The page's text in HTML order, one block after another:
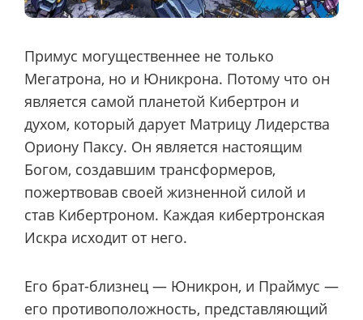
Примус могущественнее не только
Мегатрона, но и Юникрона. Потому что он
является самой планетой Кибертрон и
духом, который дарует Матрицу Лидерства
Ориону Паксу. Он является настоящим
Богом, создавшим трансформеров,
пожертвовав своей жизненной силой и
став Кибертроном. Каждая кибертронская
Искра исходит от него.
Его брат-близнец — Юникрон, и Праймус —
его противоположность, представляющий